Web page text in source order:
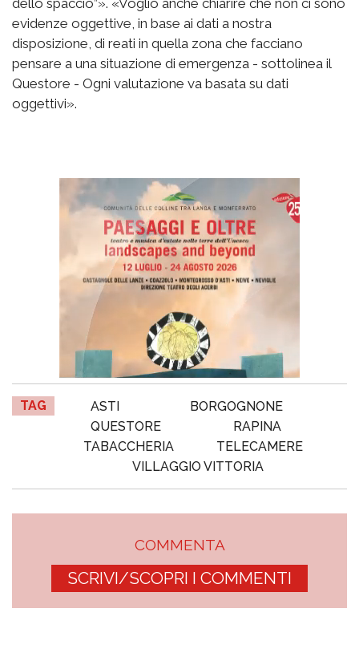
evidenze oggettive, in base ai dati a nostra
disposizione, di reati in quella zona che facciano
pensare a una situazione di emergenza - sottolinea il
Questore - Ogni valutazione va basata su dati
oggettivi».
TAG ASTI
BORGOGNONE
QUESTORE
RAPINA
TABACCHERIA
TELECAMERE
VILLAGGIO VITTORIA
COMMENTA
SCRIVI/SCOPRI I COMMENTI